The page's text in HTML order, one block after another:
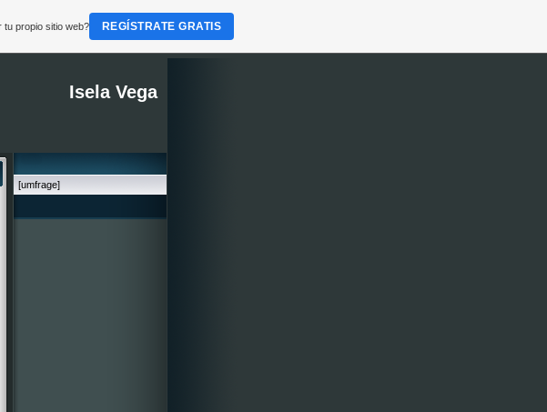
Isela Vega
[umfrage]
propio sitio web? REGÍSTRATE GRATIS